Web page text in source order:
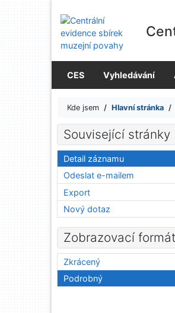
Přejít na menu
Prohlášení o webové
CES Vyhledávání
Kde jsem Hlavní stránka
Související stránky
Detail záznamu
Odeslat e-mailem
Export
Nový dotaz
Zobrazovací
Zkrácený
Podrobný